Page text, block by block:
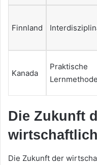
Finnland
Kanada
Praktische
Die Zukunft
Die Zukunft der